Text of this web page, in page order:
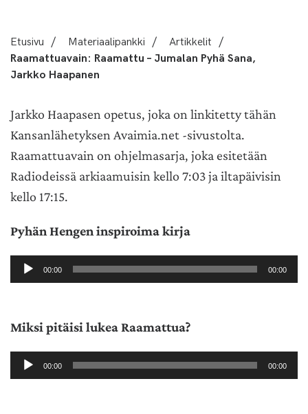
Etusivu / Materiaalipankki / Artikkelit /
Raamattuavain: Raamattu – Jumalan Pyhä Sana,
Jarkko Haapanen
Jarkko Haapasen opetus, joka on linkitetty tähän
Kansanlähetyksen Avaimia.net -sivustolta.
Raamattuavain on ohjelmasarja, joka esitetään
Radiodeissä arkiaamuisin kello 7:03 ja iltapäivisin
kello 17:15.
Pyhän Hengen inspiroima kirja
Äänitoistin00:00 00:00
Miksi pitäisi lukea Raamattua?
Äänitoistin00:00 00:00